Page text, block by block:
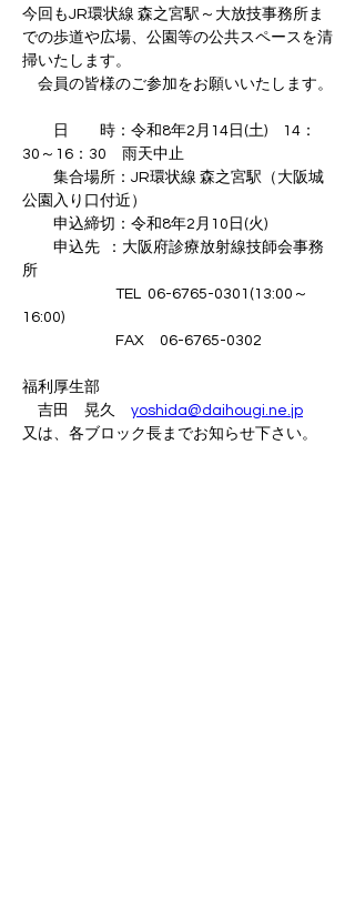
今回もJR環状線 森之宮駅～大放技事務所ま
での歩道や広場、公園等の公共スペースを清
掃いたします。
会員の皆様のご参加をお願いいたします。
日　　時：令和8年2月14日(土)　14：
30～16：30　雨天中止
集合場所：JR環状線 森之宮駅（大阪城
公園入り口付近）
申込締切：令和8年2月10日(火)
申込先  ：大阪府診療放射線技師会事務
所
TEL  06-6765-0301(13:00～
16:00)
FAX　06-6765-0302
福利厚生部
吉田　晃久 yoshida@daihougi.ne.jp
又は、各ブロック長までお知らせ下さい。